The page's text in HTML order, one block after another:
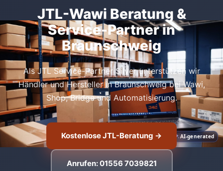
AI-generated
JTL-Wawi Beratung &
Service-Partner in
Braunschweig
Als JTL Service-Partner Silver unterstützen wir
Händler und Hersteller in Braunschweig bei Wawi,
Shop, Bridge und Automatisierung.
Kostenlose JTL-Beratung →
Anrufen: 01556 7039821